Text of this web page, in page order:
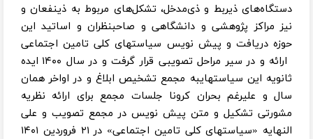
دستگاه‌های ذیربط و ذی‌مدخل، تشکل‌های مربوط به ذینفعان و
نیز مراکز پژوهشی و دانشگاهی و صاحبنظران و اساتید این
حوزه دریافت و پیش نویس سیاستهای کلی تامین اجتماعی
ارائه و در سیر مراحل تصویبی قرار گرفت و در سال ۱۴۰۰ ایده
ثانویه این سیاستهایبه مجمع تشخیص ابلاغ و در اواخر همان
سال و علیرغم بحران کرونا جلسات مجمع برای ارائه نظریه
مشورتی تشکیل و متن پیش نویس در مجمع تصویب و علی
النهایه «سیاستهای کلی تامین اجتماعی» در ۲۱ فروردین ۱۴۰۱